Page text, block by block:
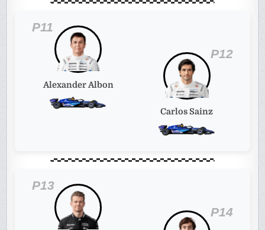
P11
Alexander Albon
P12
Carlos Sainz
P13
P14